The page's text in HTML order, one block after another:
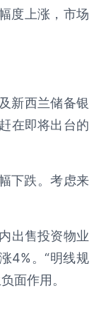
度上涨，市场
新西兰储备银
在即将出台的
下跌。考虑来
出售投资物业
4%。“明线规
面作用。